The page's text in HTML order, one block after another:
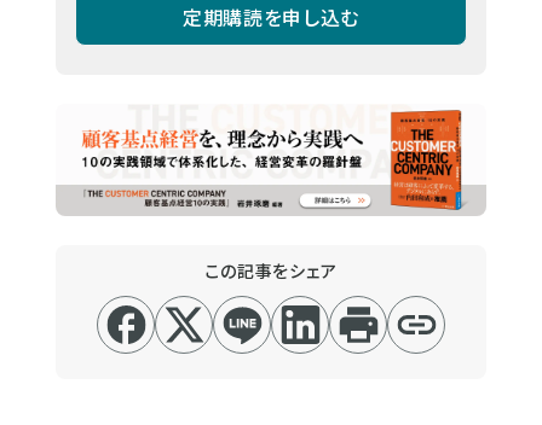
定期購読を申し込む
この記事をシェア